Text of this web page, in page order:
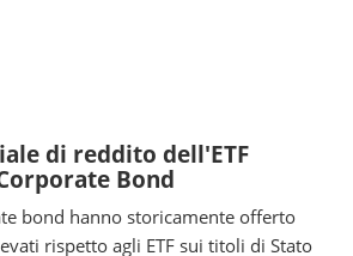
di reddito dell'ETF
Bond
bond hanno storicamente offerto
rispetto agli ETF sui titoli di Stato